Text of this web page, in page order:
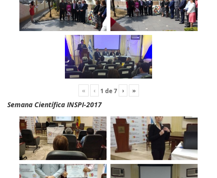
« ‹ 1 de7 › »
Semana Científica INSPI-2017